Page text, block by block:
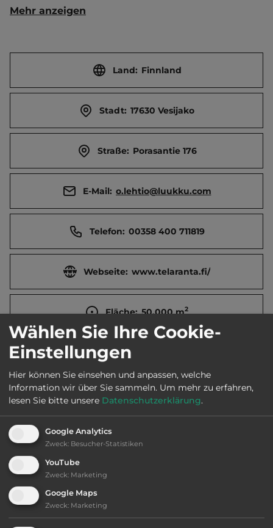
Markierte Wanderrouten.   Ort (Auttoinen) 10 km
Mehr anzeigen
Land: Finnland
Stadt: 17630 Vesijako
Straße: Porasantie 176
E-Mail: o.lehtio@luukku.com
Telefon: 00358 400 711819
Webseite: www.telaranta.fi/
Fläche: 50.000m2
Öffnungszeiten:
Telefon:
bis 20,- Euro
Klassifizierung: befriedigend
Wählen Sie Ihre Cookie-
Einstellungen
Hier können Sie einsehen und anpassen, welche
Information wir über Sie sammeln. Um mehr zu erfahren,
lesen Sie bitte unsere Datenschutzerklärung.
Google Analytics
Zweck: Besucher-Statistiken
YouTube
Zweck: Marketing
Google Maps
Zweck: Marketing